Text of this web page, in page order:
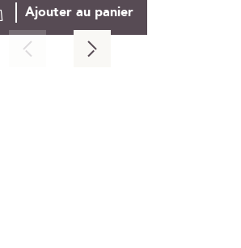
Ajouter au panier